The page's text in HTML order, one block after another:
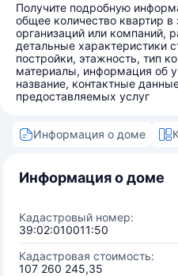
Получите подробную
общее количество квартир в
организаций или компаний,
детальные характеристики
постройки, этажность, тип
материалы, информация об
название, контактные
предоставляемых услуг
Информация о доме
Информация о доме
Кадастровый номер:
39:02:010011:50
Кадастровая стоимость:
107 260 245,35